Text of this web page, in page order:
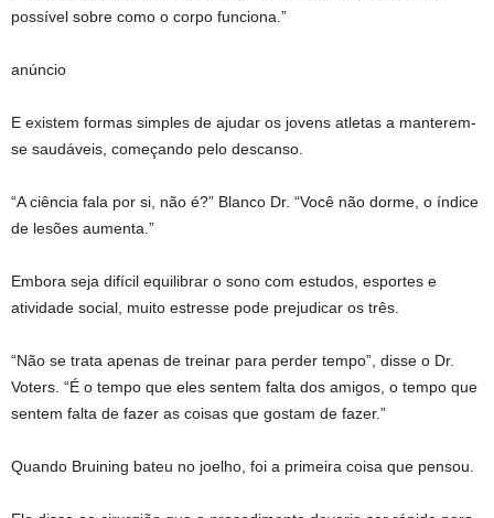
possível sobre como o corpo funciona.”
anúncio
E existem formas simples de ajudar os jovens atletas a manterem-
se saudáveis, começando pelo descanso.
“A ciência fala por si, não é?” Blanco Dr. “Você não dorme, o índice
de lesões aumenta.”
Embora seja difícil equilibrar o sono com estudos, esportes e
atividade social, muito estresse pode prejudicar os três.
“Não se trata apenas de treinar para perder tempo”, disse o Dr.
Voters. “É o tempo que eles sentem falta dos amigos, o tempo que
sentem falta de fazer as coisas que gostam de fazer.”
Quando Bruining bateu no joelho, foi a primeira coisa que pensou.